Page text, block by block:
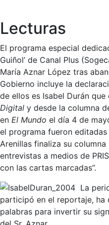
Lecturas
El programa especial
Guiñol’ de Canal Plus
María Aznar López tras
Gobierno incluye la
de ellos es Isabel Durán que
Digital y desde la columna
en El Mundo el día 4 de
el programa fueron
Arenillas finaliza su
entrevistas a medios de
con las cartas marcadas”.
La
participó en el reportaje, ha
palabras para invertir su